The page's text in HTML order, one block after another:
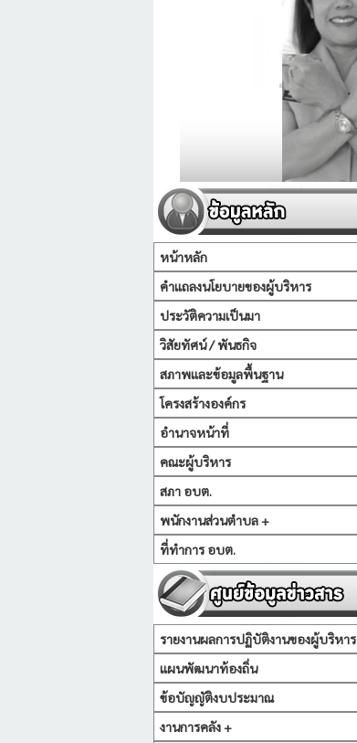
หน้าหลัก
คำแถลงนโยบายของผู้บริหาร
ประวัติความเป็นมา
วิสัยทัศน์ / พันธกิจ
สภาพและข้อมูลพื้นฐาน
โครงสร้างองค์กร
อำนาจหน้าที่
คณะผู้บริหาร
สภา อบต.
พนักงานส่วนตำบล +
ที่ทำการ อบต.
รายงานผลการปฏิบัติงานของผู้บริหาร
แผนพัฒนาท้องถิ่น
ข้อบัญญัติงบประมาณ
งานการคลัง +